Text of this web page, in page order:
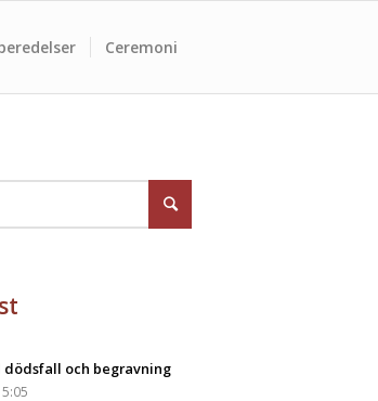
Ceremoni
dödsfall och begravning